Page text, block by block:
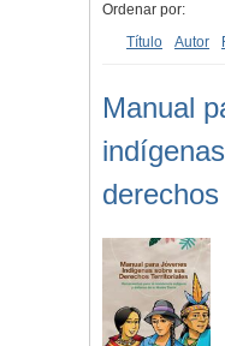
Ordenar por:
Título
Autor
Manual